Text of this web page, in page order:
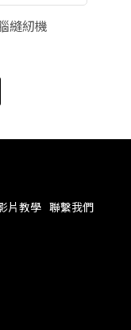
縫紉機
片教學 聯繫我們